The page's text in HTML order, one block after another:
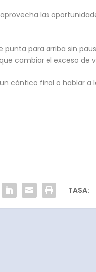
las
para arriba sin
cambiar el exceso de
cántico final o hablar a
TASA: